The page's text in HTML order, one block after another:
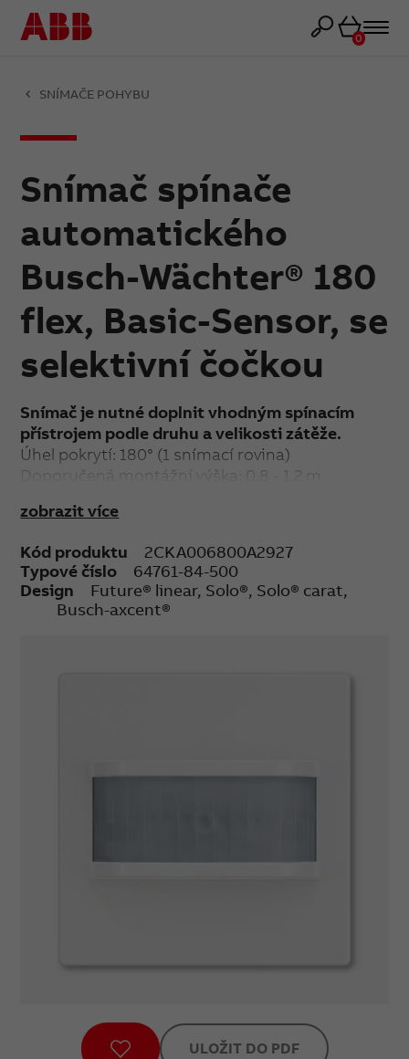
Košík
0
SNÍMAČE POHYBU
Snímač spínače
automatického
Busch-Wächter® 180
flex, Basic-Sensor, se
selektivní čočkou
Snímač je nutné doplnit vhodným spínacím
přístrojem podle druhu a velikosti zátěže.
Úhel pokrytí: 180° (1 snímací rovina)
Doporučená montážní výška: 0,8 - 1,2 m
prahové osvětlení (1 - 500 lx, denní režim, test),
Kvalita detekce: 14 sektorů, 56 segmentů
Pracovní teplota: –5 °C až +45 °C
zobrazit více
Kód produktu
2CKA006800A2927
Typové číslo
64761-84-500
Design
Future® linear, Solo®, Solo® carat,
Busch-axcent®
ULOŽIT DO PDF